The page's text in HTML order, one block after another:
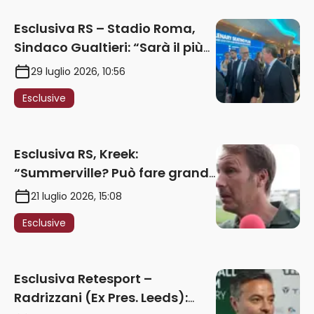
Esclusiva RS – Stadio Roma,
Sindaco Gualtieri: “Sarà il più
iconico del mondo. Assoluta
unità politica. Prima pietra nel
2027. Ricorsi strumentali?
29 luglio 2026, 10:56
Esclusive
Esclusiva RS, Kreek:
“Summerville? Può fare grandi
cose in Serie A. Godts deve
maturare esperienza per
giocare nella Roma”
21 luglio 2026, 15:08
Esclusive
Esclusiva Retesport –
Radrizzani (Ex Pres. Leeds):